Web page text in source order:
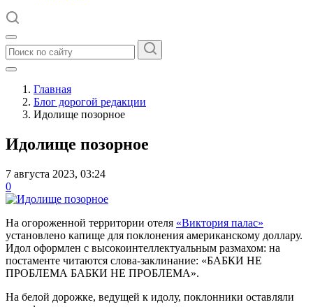
Главная
Блог дорогой редакции
Идолище позорное
Идолище позорное
7 августа 2023, 03:24
0
На огороженной территории отеля «Виктория палас»
установлено капище для поклонения американскому доллару.
Идол оформлен с высокоинтеллектуальным размахом: на
постаменте читаются слова-заклинание: «БАБКИ НЕ
ПРОБЛЕМА БАБКИ НЕ ПРОБЛЕМА».
На белой дорожке, ведущей к идолу, поклонники оставляли